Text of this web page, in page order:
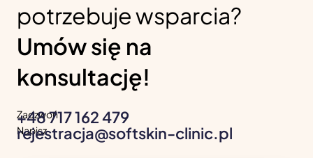
potrzebuje wsparcia?
Umów się na
konsultację!
Zadzwoń
+48 717 162 479
Napisz
rejestracja@softskin-clinic.pl